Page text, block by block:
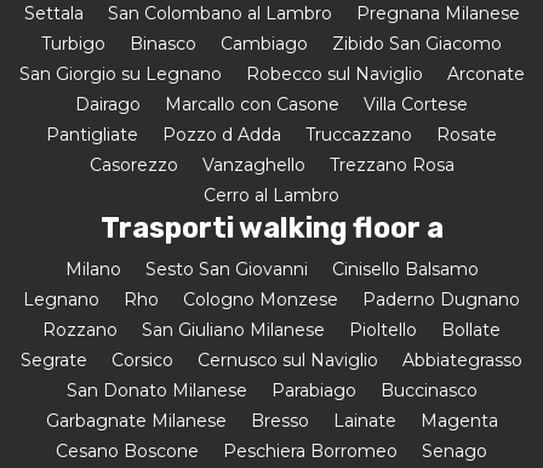
Settala
San Colombano al Lambro
Pregnana Milanese
Turbigo
Binasco Cambiago
Zibido San Giacomo
San Giorgio su Legnano
Robecco sul Naviglio
Arconate
Dairago
Marcallo con Casone
Villa Cortese
Pantigliate
Pozzo d Adda Truccazzano
Rosate
Casorezzo
Vanzaghello
Trezzano Rosa
Cerro al Lambro
Trasporti walking floor a
Milano Sesto San Giovanni
Cinisello Balsamo
Legnano
Rho Cologno Monzese
Paderno Dugnano
Rozzano
San Giuliano Milanese Pioltello
Bollate
Segrate
Corsico Cernusco sul Naviglio
Abbiategrasso
San Donato Milanese
Parabiago
Buccinasco
Garbagnate Milanese
Bresso Lainate
Magenta
Cesano Boscone
Peschiera Borromeo
Senago